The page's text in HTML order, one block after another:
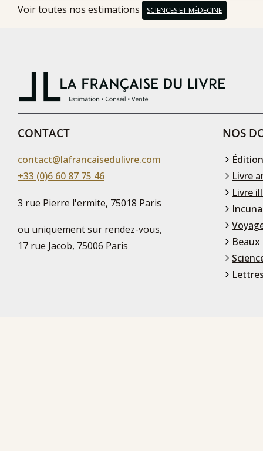
Voir toutes nos estimations SCIENCES ET MÉDECINE
CONTACT
contact@lafrancaisedulivre.com
+33 (0)6 60 87 75 46
3 rue Pierre l'ermite, 75018 Paris
ou uniquement sur rendez-vous,
17 rue Jacob, 75006 Paris
NOS
Livre
Livre